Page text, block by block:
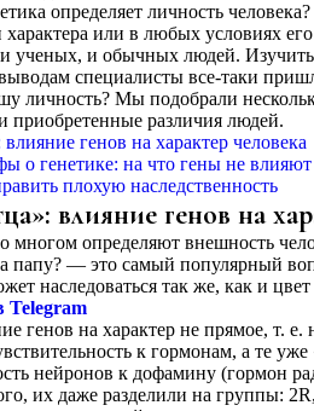
определяет личность
характера или в любых условиях
ученых, и обычных людей.
специалисты все-таки
личность? Мы подобрали
приобретенные различия людей.
генов на характер человека
о генетике: на что гены не влияют
плохую наследственность
влияние генов на
многом определяют внешность
папу? — это самый популярный
наследоваться так же, как и
Telegram
генов на характер не прямое, т.
к гормонам, а те
нейронов к дофамину (гормон
их даже разделили на группы: